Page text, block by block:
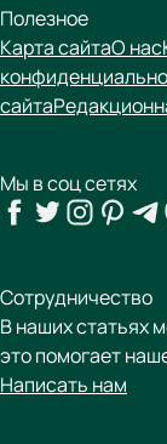
Полезное
Карта сайтаО нас
сайта
Мы в соц сетях
Сотрудничество
В наших статьях
это помогает
Написать нам